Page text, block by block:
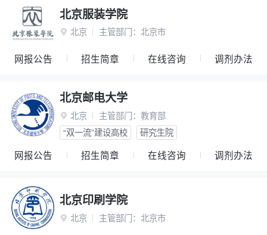
北京服装学院
 北京 主管部门： 北京市
网报公告 招生简章 在线咨询 调剂办法
北京邮电大学
 北京 主管部门： 教育部
“双一流”建设高校
研究生院
网报公告 招生简章 在线咨询 调剂办法
北京印刷学院
 北京 主管部门： 北京市